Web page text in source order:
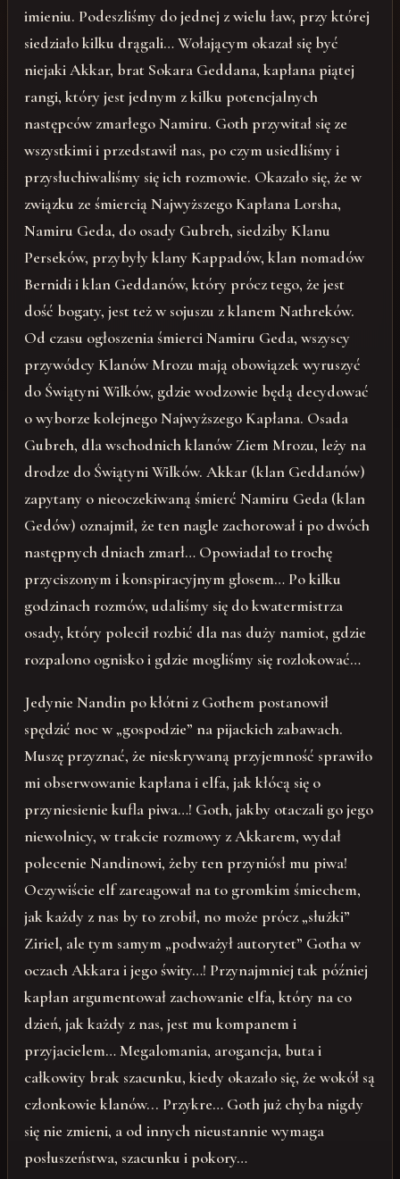
imieniu. Podeszliśmy do jednej z wielu ław, przy której
siedziało kilku drągali… Wołającym okazał się być
niejaki Akkar, brat Sokara Geddana, kapłana piątej
rangi, który jest jednym z kilku potencjalnych
następców zmarłego Namiru. Goth przywitał się ze
wszystkimi i przedstawił nas, po czym usiedliśmy i
przysłuchiwaliśmy się ich rozmowie. Okazało się, że w
związku ze śmiercią Najwyższego Kapłana Lorsha,
Namiru Geda, do osady Gubreh, siedziby Klanu
Perseków, przybyły klany Kappadów, klan nomadów
Bernidi i klan Geddanów, który prócz tego, że jest
dość bogaty, jest też w sojuszu z klanem Nathreków.
Od czasu ogłoszenia śmierci Namiru Geda, wszyscy
przywódcy Klanów Mrozu mają obowiązek wyruszyć
do Świątyni Wilków, gdzie wodzowie będą decydować
o wyborze kolejnego Najwyższego Kapłana. Osada
Gubreh, dla wschodnich klanów Ziem Mrozu, leży na
drodze do Świątyni Wilków. Akkar (klan Geddanów)
zapytany o nieoczekiwaną śmierć Namiru Geda (klan
Gedów) oznajmił, że ten nagle zachorował i po dwóch
następnych dniach zmarł… Opowiadał to trochę
przyciszonym i konspiracyjnym głosem… Po kilku
godzinach rozmów, udaliśmy się do kwatermistrza
osady, który polecił rozbić dla nas duży namiot, gdzie
rozpalono ognisko i gdzie mogliśmy się rozlokować…
Jedynie Nandin po kłótni z Gothem postanowił
spędzić noc w „gospodzie” na pijackich zabawach.
Muszę przyznać, że nieskrywaną przyjemność sprawiło
mi obserwowanie kapłana i elfa, jak kłócą się o
przyniesienie kufla piwa…! Goth, jakby otaczali go jego
niewolnicy, w trakcie rozmowy z Akkarem, wydał
polecenie Nandinowi, żeby ten przyniósł mu piwa!
Oczywiście elf zareagował na to gromkim śmiechem,
jak każdy z nas by to zrobił, no może prócz „służki”
Ziriel, ale tym samym „podważył autorytet” Gotha w
oczach Akkara i jego świty…! Przynajmniej tak później
kapłan argumentował zachowanie elfa, który na co
dzień, jak każdy z nas, jest mu kompanem i
przyjacielem… Megalomania, arogancja, buta i
całkowity brak szacunku, kiedy okazało się, że wokół są
członkowie klanów... Przykre… Goth już chyba nigdy
się nie zmieni, a od innych nieustannie wymaga
posłuszeństwa, szacunku i pokory…